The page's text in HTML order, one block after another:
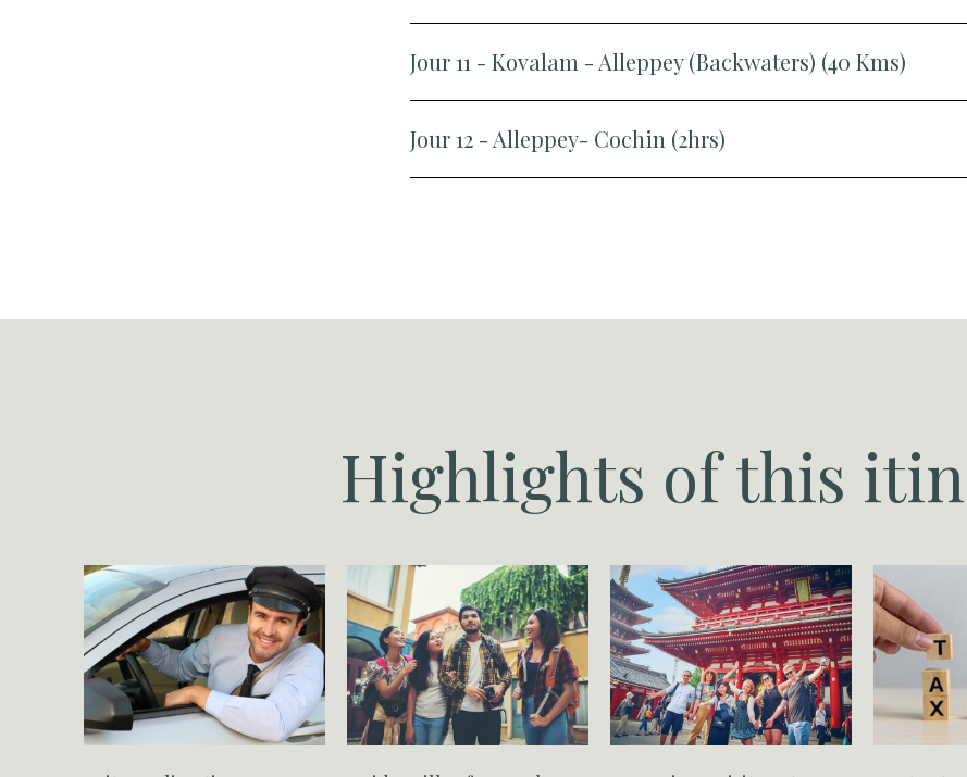
Jour 11 - Kovalam - Alleppey (Backwaters) (40 Kms)
Jour 12 - Alleppey- Cochin (2hrs)
Highlights of this